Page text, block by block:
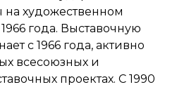
на художественном
года. Выставочную
с 1966 года, активно
всесоюзных и
проектах. С 1990